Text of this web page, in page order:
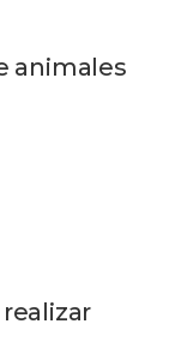
animales